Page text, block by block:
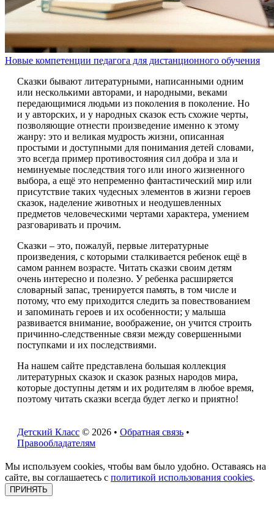
Новые компетенции педагога для дистанционного обучения
Сказки бывают литературными, написанными одним
или несколькими авторами, и народными, веками
передающимися людьми из поколения в поколение. Но
и у авторских, и у народных сказок есть схожие черты,
позволяющие отнести произведение именно к этому
жанру: это и великая мудрость жизни, описанная
простыми и доступными для понимания детей словами,
это всегда пример противостояния сил добра и зла и
неминуемые последствия того или иного жизненного
выбора, а ещё это непременно фантастический мир или
присутствие таких чудесных элементов в жизни героев
сказок, наделение животных и неодушевленных
предметов человеческими чертами характера, умением
разговаривать и прочим.
Сказки – это, пожалуй, первые литературные
произведения, с которыми сталкивается ребенок ещё в
самом раннем возрасте. Читать сказки своим детям
очень интересно и полезно. У ребенка расширяется
словарный запас, тренируется память, в том числе и
потому, что ему приходится следить за повествованием
и запоминать героев и их особенности; у малыша
развивается внимание, воображение, он учится строить
причинно-следственные связи между совершенными
поступками и их последствиями.
На нашем сайте представлена большая коллекция
литературных сказок и сказок разных народов мира,
которые доступны детям и их родителям в любое время,
поэтому читать сказки всегда будет легко и приятно!
Детский Класс © 2026 • Обратная связь •
Правообладателям
Мы используем cookies, чтобы вам было удобно. Оставаясь на
сайте, вы соглашаетесь с политикой использования cookies.
ПРИНЯТЬ